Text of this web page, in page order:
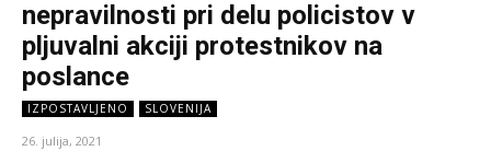
nepravilnosti pri delu policistov v
pljuvalni akciji protestnikov na
poslance
IZPOSTAVLJENO SLOVENIJA
26. julija, 2021